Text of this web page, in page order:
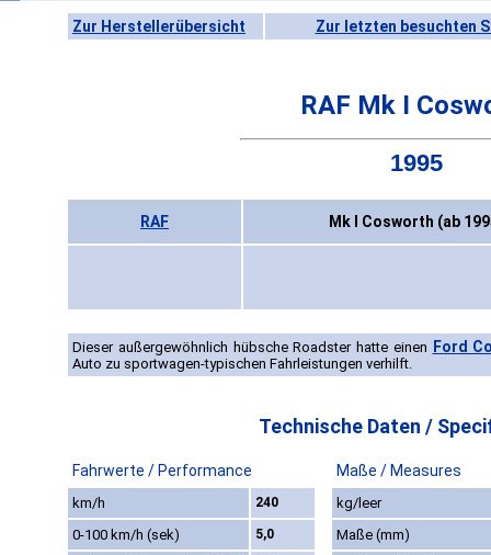
Zur Herstellerübersicht Zur letzten besuchten
RAF Mk I
1995
RAF Mk I Cosworth (ab
Dieser außergewöhnlich hübsche Roadster hatte einen Ford
Auto zu sportwagen-typischen Fahrleistungen verhilft.
Technische Daten /
Fahrwerte / Performance Maße / Measures
km/h 240
kg/leer
0-100 km/h (sek)
5,0
Maße (mm)